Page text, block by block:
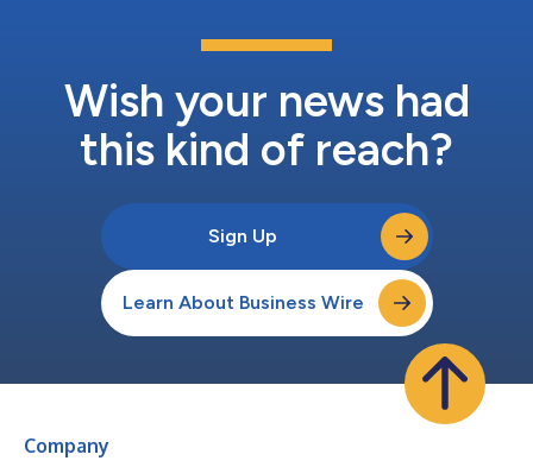
Wish your news had
this kind of reach?
Sign Up
Learn About Business Wire
Company